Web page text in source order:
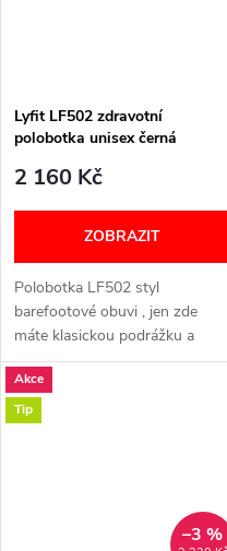
Lyfit LF502 zdravotní
polobotka unisex černá
2 160 Kč
ZOBRAZIT
Polobotka LF502 styl
barefootové obuvi , jen zde
máte klasickou podrážku a
vyjímatelnou vložku. Šířka: H
(široký) VELIKOSTNÍ TABULKA
NÍŽE V TEXTU
Akce
Tip
–3 %